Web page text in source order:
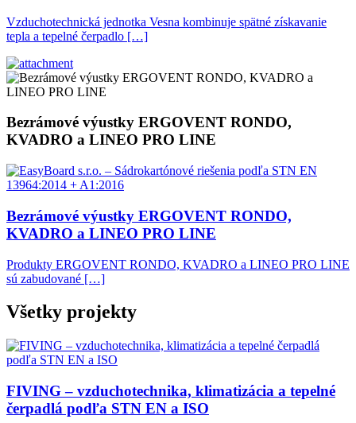
Vzduchotechnická jednotka Vesna kombinuje spätné získavanie
tepla a tepelné čerpadlo […]
Bezrámové výustky ERGOVENT RONDO,
KVADRO a LINEO PRO LINE
Bezrámové výustky ERGOVENT RONDO,
KVADRO a LINEO PRO LINE
Produkty ERGOVENT RONDO, KVADRO a LINEO PRO LINE
sú zabudované […]
Všetky projekty
FIVING – vzduchotechnika, klimatizácia a tepelné
čerpadlá podľa STN EN a ISO